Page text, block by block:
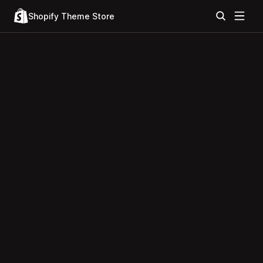
Shopify Theme Store